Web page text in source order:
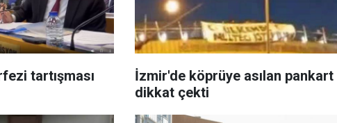
tartışması
İzmir'de köprüye asılan pankart
dikkat çekti